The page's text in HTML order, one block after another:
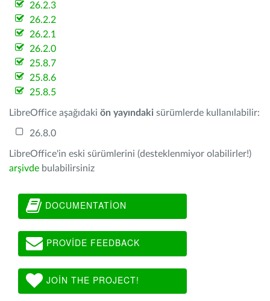
26.2.3
26.2.2
26.2.1
26.2.0
25.8.7
25.8.6
25.8.5
LibreOffice aşağıdaki ön yayındaki sürümlerde kullanılabilir:
26.8.0
LibreOffice'in eski sürümlerini (desteklenmiyor olabilirler!)
arşivde bulabilirsiniz
DOCUMENTATION
PROVIDE FEEDBACK
JOIN THE PROJECT!